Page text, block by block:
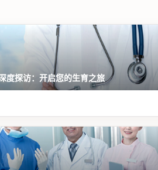
度探访：开启您的生育之旅